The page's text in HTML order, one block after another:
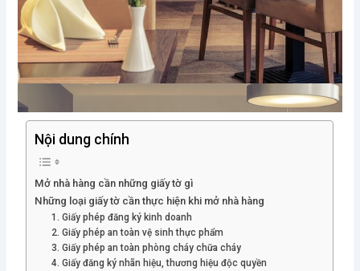
Nội dung chính
Mở nhà hàng cần những giấy tờ gì
Những loại giấy tờ cần thực hiện khi mở nhà hàng
1. Giấy phép đăng ký kinh doanh
2. Giấy phép an toàn vệ sinh thực phẩm
3. Giấy phép an toàn phòng cháy chữa cháy
4. Giấy đăng ký nhãn hiệu, thương hiệu độc quyền